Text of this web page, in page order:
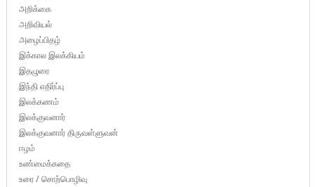
அறிக்கை
அறிவியல்
அழைப்பிதழ்
இக்கால இலக்கியம்
இதழுரை
இந்தி எதிர்ப்பு
இலக்கணம்
இலக்குவனார்
இலக்குவனார் திருவள்ளுவன்
ஈழம்
உண்மைக்கதை
உரை / சொற்பொழிவு